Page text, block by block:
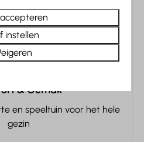
ruime plaatsen met eigen
sanitair
& Gemak
en speeltuin voor het hele
gezin
instellen